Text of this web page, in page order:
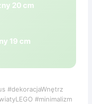
20 cm
19 cm
#dekoracjaWnętrz
#minimalizm